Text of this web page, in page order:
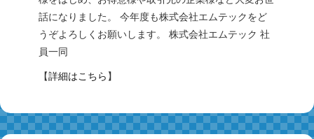
話になりました。 今年度も株式会社エムテックをど
うぞよろしくお願いします。 株式会社エムテック 社
員一同
【詳細はこちら 】